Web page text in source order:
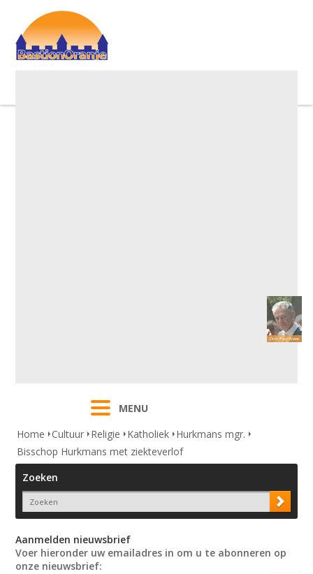
MENU
Home
Cultuur Religie Katholiek Hurkmans mgr.
Bisschop Hurkmans met ziekteverlof
Zoeken
Aanmelden nieuwsbrief
Voer hieronder uw emailadres in om u te abonneren op
onze nieuwsbrief: